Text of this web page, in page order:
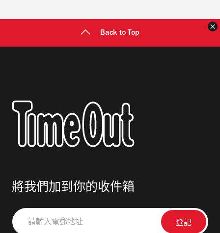
Back to Top
將我們加到你的收件箱
請
輸